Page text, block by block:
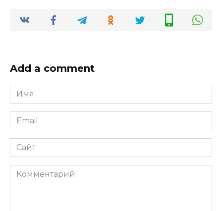
Add a comment
Имя
*
Email
*
Сайт
Комментарий